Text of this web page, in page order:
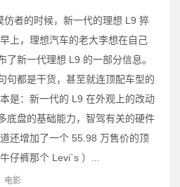
者的时候，新一代的理想 L9 猝
上，理想汽车的老大李想在自己
了新一代理想 L9 的一部分信息。
句都是干货，甚至就连顶配车型的
是：新一代的 L9 在外观上的改动
底盘的基础能力，智驾有关的硬件
还增加了一个 55.98 万售价的顶
仔裤那个 Levi`s ）...
电影